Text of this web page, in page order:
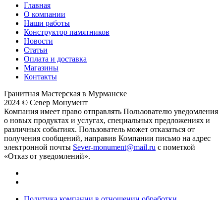
Главная
О компании
Наши работы
Конструктор памятников
Новости
Статьи
Оплата и доставка
Магазины
Контакты
Гранитная Мастерская в Мурманске
2024 © Север Монумент
Компания имеет право отправлять Пользователю уведомления
о новых продуктах и услугах, специальных предложениях и
различных событиях. Пользователь может отказаться от
получения сообщений, направив Компании письмо на адрес
электронной почты Sever-monument@mail.ru с пометкой
«Отказ от уведомлений».